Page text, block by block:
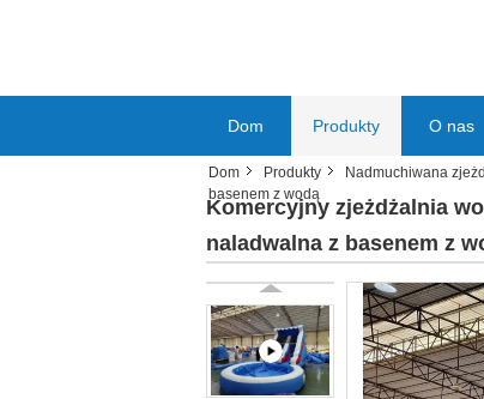
Dom Produkty O nas
Dom Produkty Nadmuchiwana
basenem z wodą
Komercyjny zjeżdżalnia
naladwalna z basenem z